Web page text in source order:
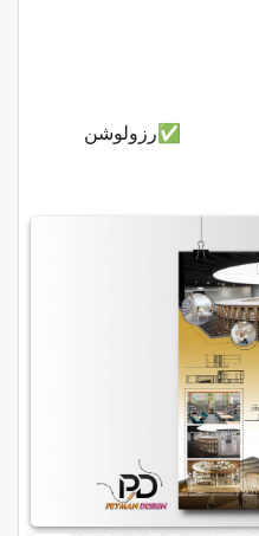
✅رزولوشن